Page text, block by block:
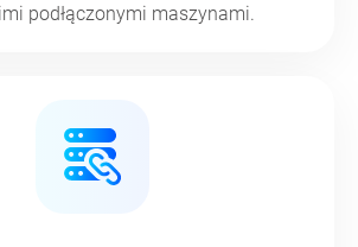
podłączonymi maszynami.